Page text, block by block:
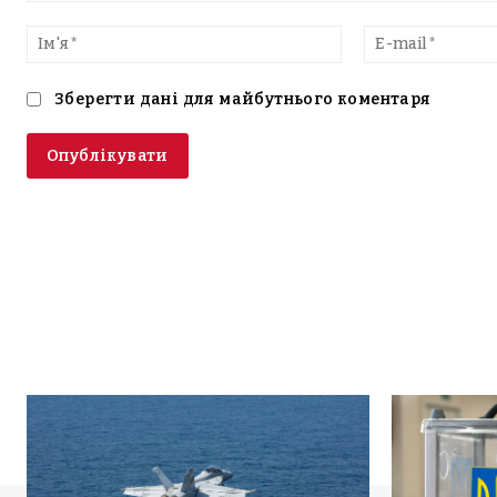
текст
Ім'я*
Зберегти дані для майбутнього коментаря